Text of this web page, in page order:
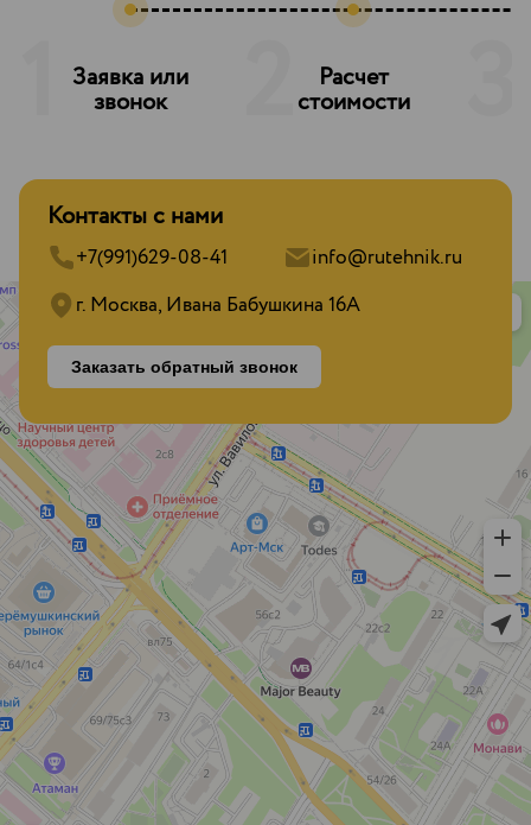
Заявка или
звонок
Расчет
стоимости
Контакты с нами
+7(991)629-08-41
info@rutehnik.ru
г. Москва, Ивана Бабушкина 16А
Заказать обратный звонок